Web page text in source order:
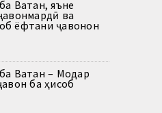
Ватан, яъне
ва
ёфтани ҷавонон
Ватан – Модар
ба ҳисоб